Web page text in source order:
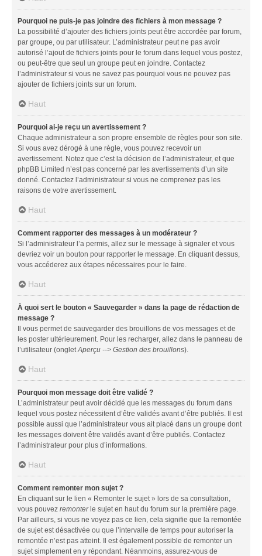
Pourquoi ne puis-je pas joindre des fichiers à mon message ?
La possibilité d’ajouter des fichiers joints peut être accordée par forum,
par groupe, ou par utilisateur. L’administrateur peut ne pas avoir
autorisé l’ajout de fichiers joints pour le forum dans lequel vous postez,
ou peut-être que seul un groupe peut en joindre. Contactez
l’administrateur si vous ne savez pas pourquoi vous ne pouvez pas
ajouter de fichiers joints sur un forum.
Haut
Pourquoi ai-je reçu un avertissement ?
Chaque administrateur a son propre ensemble de règles pour son site.
Si vous avez dérogé à une règle, vous pouvez recevoir un
avertissement. Notez que c’est la décision de l’administrateur, et que
phpBB Limited n’est pas concerné par les avertissements d’un site
donné. Contactez l’administrateur si vous ne comprenez pas les
raisons de votre avertissement.
Haut
Comment rapporter des messages à un modérateur ?
Si l’administrateur l’a permis, allez sur le message à signaler et vous
devriez voir un bouton pour rapporter le message. En cliquant dessus,
vous accéderez aux étapes nécessaires pour le faire.
Haut
À quoi sert le bouton « Sauvegarder » dans la page de rédaction de
message ?
Il vous permet de sauvegarder des brouillons de vos messages et de
les poster ultérieurement. Pour les recharger, allez dans le panneau de
l’utilisateur (ongletAperçu --> Gestion des brouillons).
Haut
Pourquoi mon message doit être validé ?
L’administrateur peut avoir décidé que les messages du forum dans
lequel vous postez nécessitent d’être validés avant d’être publiés. Il est
possible aussi que l’administrateur vous ait placé dans un groupe dont
les messages doivent être validés avant d’être publiés. Contactez
l’administrateur pour plus d’informations.
Haut
Comment remonter mon sujet ?
En cliquant sur le lien « Remonter le sujet » lors de sa consultation,
vous pouvez remonterle sujet en haut du forum sur la première page.
Par ailleurs, si vous ne voyez pas ce lien, cela signifie que la remontée
de sujet est désactivée ou que l’intervalle de temps pour autoriser la
remontée n’est pas atteint. Il est également possible de remonter un
sujet simplement en y répondant. Néanmoins, assurez-vous de